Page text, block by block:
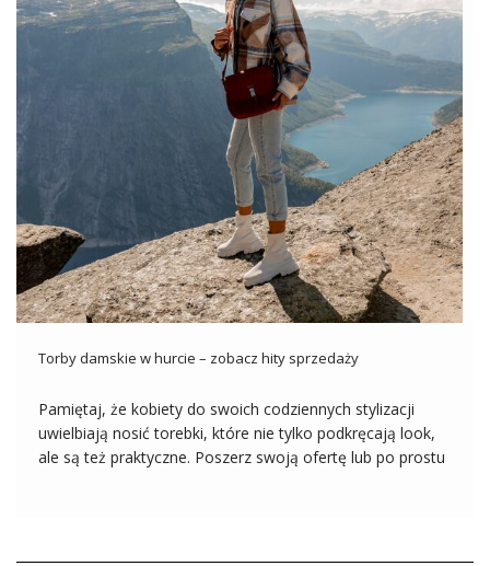
Torby damskie w hurcie – zobacz hity sprzedaży
Pamiętaj, że kobiety do swoich codziennych stylizacji
uwielbiają nosić torebki, które nie tylko podkręcają look,
ale są też praktyczne. Poszerz swoją ofertę lub po prostu